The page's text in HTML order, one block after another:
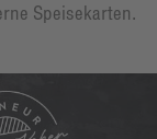
Speisekarten.